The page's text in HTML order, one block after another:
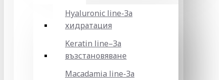
Hyaluronic line-За
хидратация
Keratin line–За
възстановяване
Macadamia line-За